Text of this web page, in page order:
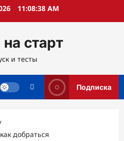
11:08:39 AM
старт
и тесты
Подписка
добраться